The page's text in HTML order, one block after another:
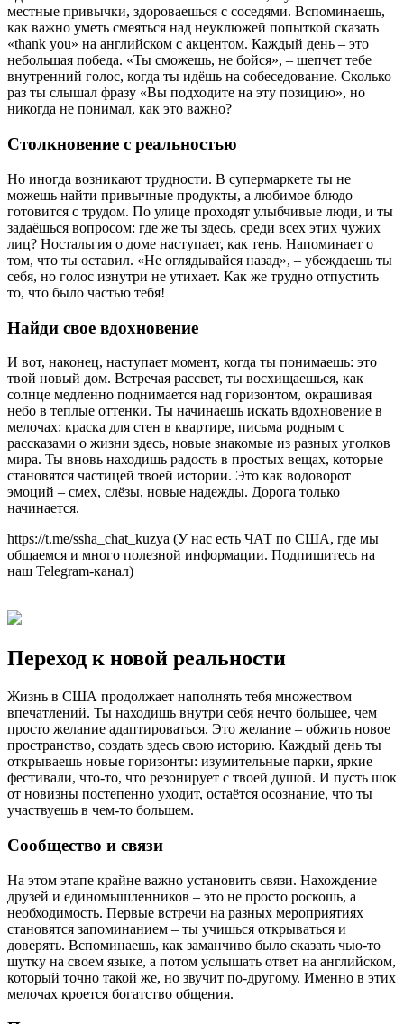
местные привычки, здороваешься с соседями. Вспоминаешь,
как важно уметь смеяться над неуклюжей попыткой сказать
«thank you» на английском с акцентом. Каждый день – это
небольшая победа. «Ты сможешь, не бойся», – шепчет тебе
внутренний голос, когда ты идёшь на собеседование. Сколько
раз ты слышал фразу «Вы подходите на эту позицию», но
никогда не понимал, как это важно?
Столкновение с реальностью
Но иногда возникают трудности. В супермаркете ты не
можешь найти привычные продукты, а любимое блюдо
готовится с трудом. По улице проходят улыбчивые люди, и ты
задаёшься вопросом: где же ты здесь, среди всех этих чужих
лиц? Ностальгия о доме наступает, как тень. Напоминает о
том, что ты оставил. «Не оглядывайся назад», – убеждаешь ты
себя, но голос изнутри не утихает. Как же трудно отпустить
то, что было частью тебя!
Найди свое вдохновение
И вот, наконец, наступает момент, когда ты понимаешь: это
твой новый дом. Встречая рассвет, ты восхищаешься, как
солнце медленно поднимается над горизонтом, окрашивая
небо в теплые оттенки. Ты начинаешь искать вдохновение в
мелочах: краска для стен в квартире, письма родным с
рассказами о жизни здесь, новые знакомые из разных уголков
мира. Ты вновь находишь радость в простых вещах, которые
становятся частицей твоей истории. Это как водоворот
эмоций – смех, слёзы, новые надежды. Дорога только
начинается.
https://t.me/ssha_chat_kuzya (У нас есть ЧАТ по США, где мы
общаемся и много полезной информации. Подпишитесь на
наш Telegram-канал)
Переход к новой реальности
Жизнь в США продолжает наполнять тебя множеством
впечатлений. Ты находишь внутри себя нечто большее, чем
просто желание адаптироваться. Это желание – обжить новое
пространство, создать здесь свою историю. Каждый день ты
открываешь новые горизонты: изумительные парки, яркие
фестивали, что-то, что резонирует с твоей душой. И пусть шок
от новизны постепенно уходит, остаётся осознание, что ты
участвуешь в чем-то большем.
Сообщество и связи
На этом этапе крайне важно установить связи. Нахождение
друзей и единомышленников – это не просто роскошь, а
необходимость. Первые встречи на разных мероприятиях
становятся запоминанием – ты учишься открываться и
доверять. Вспоминаешь, как заманчиво было сказать чью-то
шутку на своем языке, а потом услышать ответ на английском,
который точно такой же, но звучит по-другому. Именно в этих
мелочах кроется богатство общения.